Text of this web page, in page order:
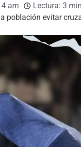
am Lectura: 3
población evitar